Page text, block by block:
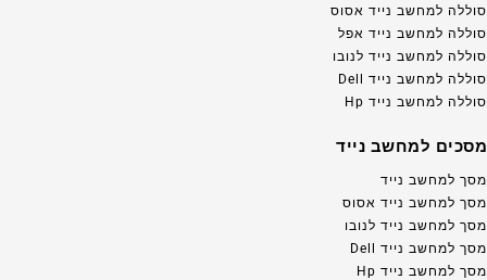
סוללה למחשב נייד אסוס
סוללה למחשב נייד אפל
סוללה למחשב נייד לנובו
סוללה למחשב נייד Dell
סוללה למחשב נייד Hp
מסכים למחשב נייד
מסך למחשב נייד
מסך למחשב נייד אסוס
מסך למחשב נייד לנובו
מסך למחשב נייד Dell
מסך למחשב נייד Hp